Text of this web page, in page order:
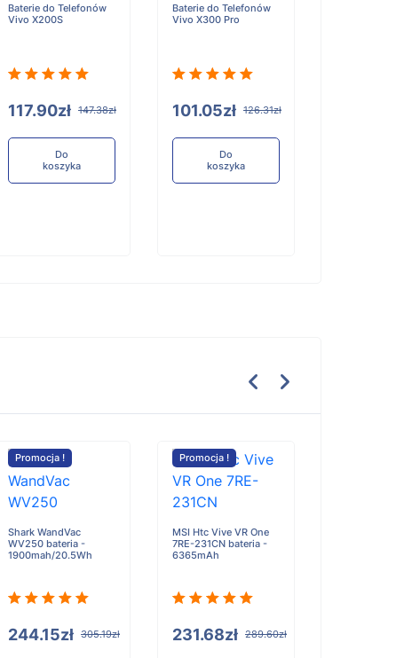
Baterie do Telefonów
Vivo X200S
117.90zł 147.38zł
Do
koszyka
Baterie do Telefonów
Vivo X300 Pro
101.05zł 126.31zł
Do
koszyka
Promocja !
Shark WandVac
WV250 bateria -
1900mah/20.5Wh
244.15zł 305.19zł
Promocja !
MSI Htc Vive VR One
7RE-231CN bateria -
6365mAh
231.68zł 289.60zł